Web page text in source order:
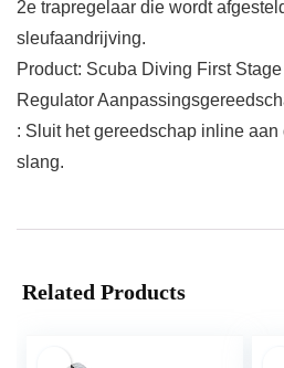
2e trapregelaar die wordt
sleufaandrijving.
Product: Scuba Diving First
Regulator
: Sluit het gereedschap inline aan
slang.
Related Products